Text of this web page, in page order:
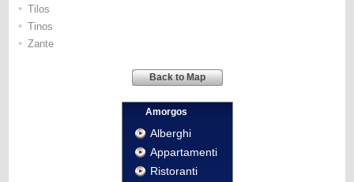
• Tilos
• Tinos
• Zante
Back to Map
Amorgos
Alberghi
Appartamenti
Ristoranti